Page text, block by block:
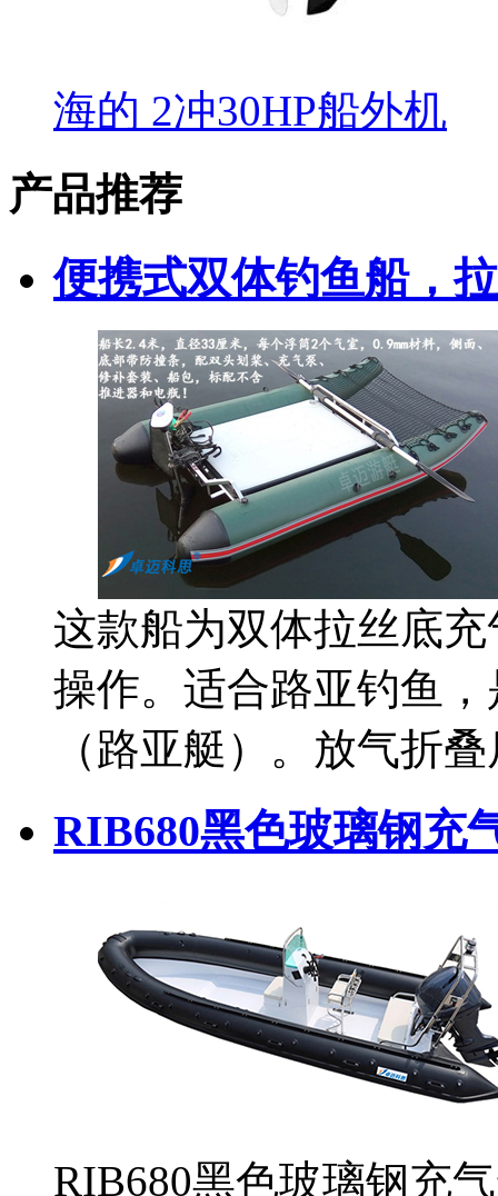
海的 2冲30HP船外机
产品推荐
便携式双体钓鱼船，
这款船为双体拉丝底
操作。适合路亚钓鱼
（路亚艇）。放气折
RIB680黑色玻璃钢充
RIB680黑色玻璃钢充